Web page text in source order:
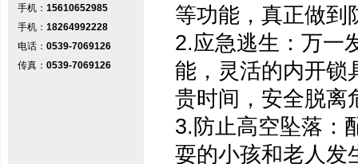
手机：15610652985
手机：18264992228
电话：0539-7069126
传真：0539-7069126
等功能，真正做到
2.应急逃生：万一
能，灵活的内开锁
贵时间，安全脱离
3.防止高空坠落：
耍的小孩和老人发